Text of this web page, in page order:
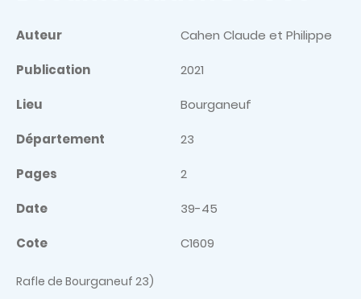
Auteur Cahen Claude et Philippe
Publication 2021
Lieu Bourganeuf
Département 23
Pages 2
Date 39-45
Cote C1609
Rafle de Bourganeuf 23)